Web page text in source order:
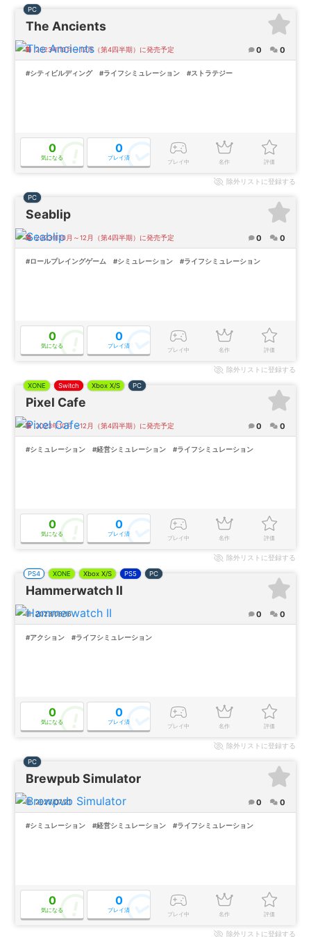
The Ancients
PC
2023年10月～12月（第4四半期）に発売予定 0 0
#シティビルディング #ライフシミュレーション #ストラテジー
0
気になる
0
プレイ済
プレイ中 名作 評価
除外リストに登録する
Seablip
PC
2023年10月～12月（第4四半期）に発売予定 0 0
#ロールプレイングゲーム #シミュレーション #ライフシミュレーション
0
気になる
0
プレイ済
プレイ中 名作 評価
除外リストに登録する
Pixel Cafe
XONE Switch Xbox X/S PC
2023年10月～12月（第4四半期）に発売予定 0 0
#シミュレーション #経営シミュレーション #ライフシミュレーション
0
気になる
0
プレイ済
プレイ中 名作 評価
除外リストに登録する
Hammerwatch II
PS4 XONE Xbox X/S PS5 PC
2023/08/16 0 0
#アクション #ライフシミュレーション
0
気になる
0
プレイ済
プレイ中 名作 評価
除外リストに登録する
Brewpub Simulator
PC
2023/07/21 0 0
#シミュレーション #経営シミュレーション #ライフシミュレーション
0
気になる
0
プレイ済
プレイ中 名作 評価
除外リストに登録する